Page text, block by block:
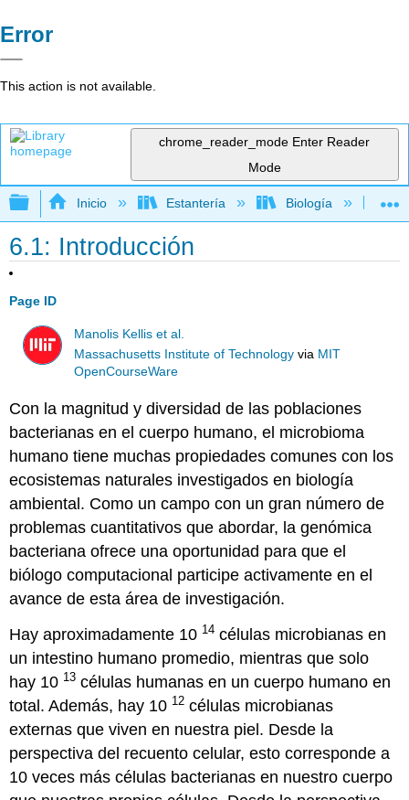
Error
This action is not available.
chrome_reader_mode Enter Reader
Mode
Expandir/contraer jerarquía global
Inicio Estantería Biología
6.1: Introducción
Page ID
Manolis Kellis et al.
Massachusetts Institute of Technology via MIT
OpenCourseWare
Con la magnitud y diversidad de las poblaciones
bacterianas en el cuerpo humano, el microbioma
humano tiene muchas propiedades comunes con los
ecosistemas naturales investigados en biología
ambiental. Como un campo con un gran número de
problemas cuantitativos que abordar, la genómica
bacteriana ofrece una oportunidad para que el
biólogo computacional participe activamente en el
avance de esta área de investigación.
Hay aproximadamente 10 14 células microbianas en
un intestino humano promedio, mientras que solo
hay 10 13 células humanas en un cuerpo humano en
total. Además, hay 10 12 células microbianas
externas que viven en nuestra piel. Desde la
perspectiva del recuento celular, esto corresponde a
10 veces más células bacterianas en nuestro cuerpo